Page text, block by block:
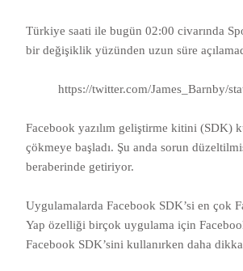
Türkiye saati ile bugün 02:00 civarında
bir değişiklik yüzünden uzun süre
https://twitter.com/James_Barnby/
Facebook yazılım geliştirme kitini (SDK)
çökmeye başladı. Şu anda sorun
beraberinde getiriyor.
Uygulamalarda Facebook SDK’si en çok
Yap özelliği birçok uygulama için
Facebook SDK’sini kullanırken daha